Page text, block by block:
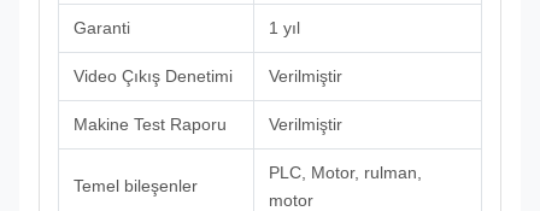
Garanti 1 yıl
Video Çıkış Denetimi Verilmiştir
Makine Test Raporu Verilmiştir
Temel bileşenler
PLC, Motor, rulman,
motor